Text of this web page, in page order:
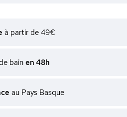
à partir de 49€
bain en 48h
au Pays Basque